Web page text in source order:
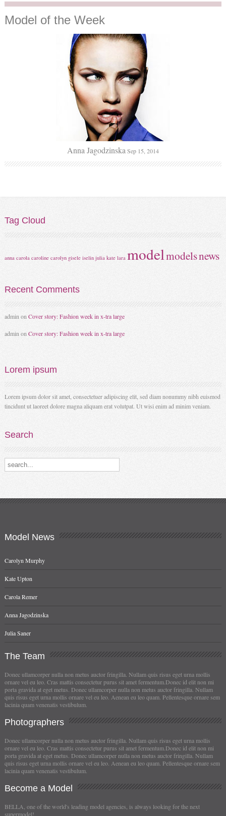
Model of the Week
Anna Jagodzinska Sep 15, 2014
Tag Cloud
anna carola caroline carolyn gisele iselin julia kate lara modelmodelsnews
RecentComments
admin on Cover story: Fashion week in x-tra large
admin on Cover story: Fashion week in x-tra large
Lorem ipsum
Lorem ipsum dolor sit amet, consectetuer adipiscing elit, sed diam nonummy nibh euismod
tincidunt ut laoreet dolore magna aliquam erat volutpat. Ut wisi enim ad minim veniam.
Search
Search our destinations
Model News
Carolyn Murphy
Kate Upton
Carola Remer
Anna Jagodzinska
Julia Saner
TheTeam
Donec ullamcorper nulla non metus auctor fringilla. Nullam quis risus eget urna mollis
ornare vel eu leo. Cras mattis consectetur purus sit amet fermentum.Donec id elit non mi
porta gravida at eget metus. Donec ullamcorper nulla non metus auctor fringilla. Nullam
quis risus eget urna mollis ornare vel eu leo. Aenean eu leo quam. Pellentesque ornare sem
lacinia quam venenatis vestibulum.
Photographers
Donec ullamcorper nulla non metus auctor fringilla. Nullam quis risus eget urna mollis
ornare vel eu leo. Cras mattis consectetur purus sit amet fermentum.Donec id elit non mi
porta gravida at eget metus. Donec ullamcorper nulla non metus auctor fringilla. Nullam
quis risus eget urna mollis ornare vel eu leo. Aenean eu leo quam. Pellentesque ornare sem
lacinia quam venenatis vestibulum.
Becomea Model
BELLA, one of the world's leading model agencies, is always looking for the next
supermodel!